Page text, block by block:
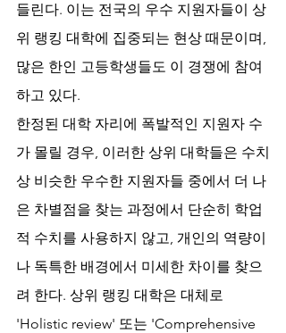
들린다. 이는 전국의 우수 지원자들이 상
위 랭킹 대학에 집중되는 현상 때문이며,
많은 한인 고등학생들도 이 경쟁에 참여
하고 있다.
한정된 대학 자리에 폭발적인 지원자 수
가 몰릴 경우, 이러한 상위 대학들은 수치
상 비슷한 우수한 지원자들 중에서 더 나
은 차별점을 찾는 과정에서 단순히 학업
적 수치를 사용하지 않고, 개인의 역량이
나 독특한 배경에서 미세한 차이를 찾으
려 한다. 상위 랭킹 대학은 대체로
'Holistic review' 또는 'Comprehensive